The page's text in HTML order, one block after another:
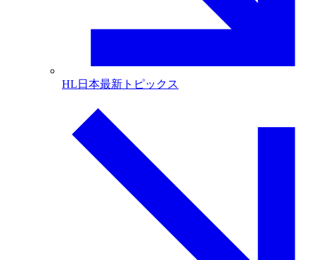
HL日本最新トピックス